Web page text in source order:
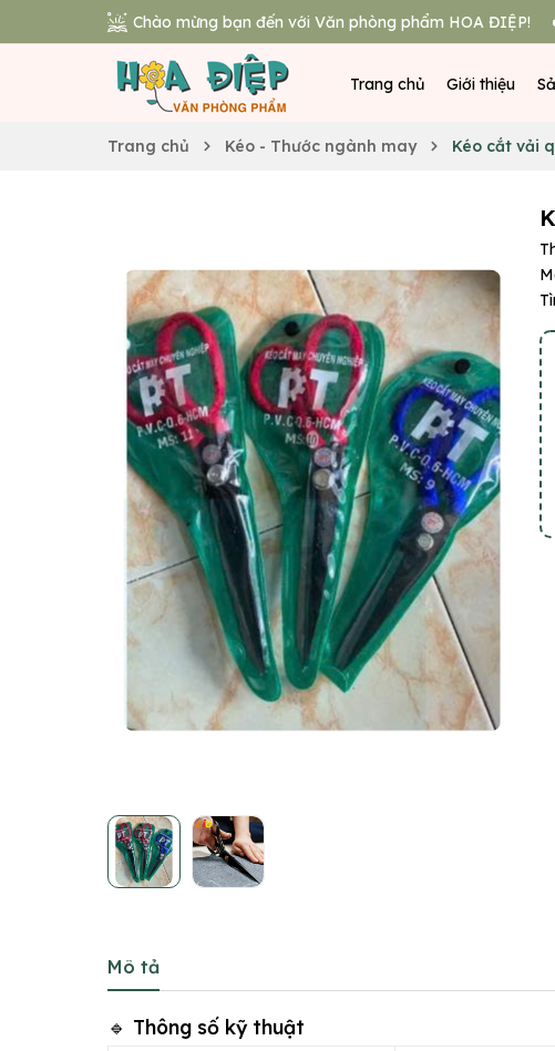
Chào mừng bạn đến với Văn phòng phẩm HOA ĐIỆP!
Trang chủ Giới thiệu
Trang chủ Kéo - Thước ngành may Kéo cắt vải
Mô tả
🔹 Thông số kỹ thuật